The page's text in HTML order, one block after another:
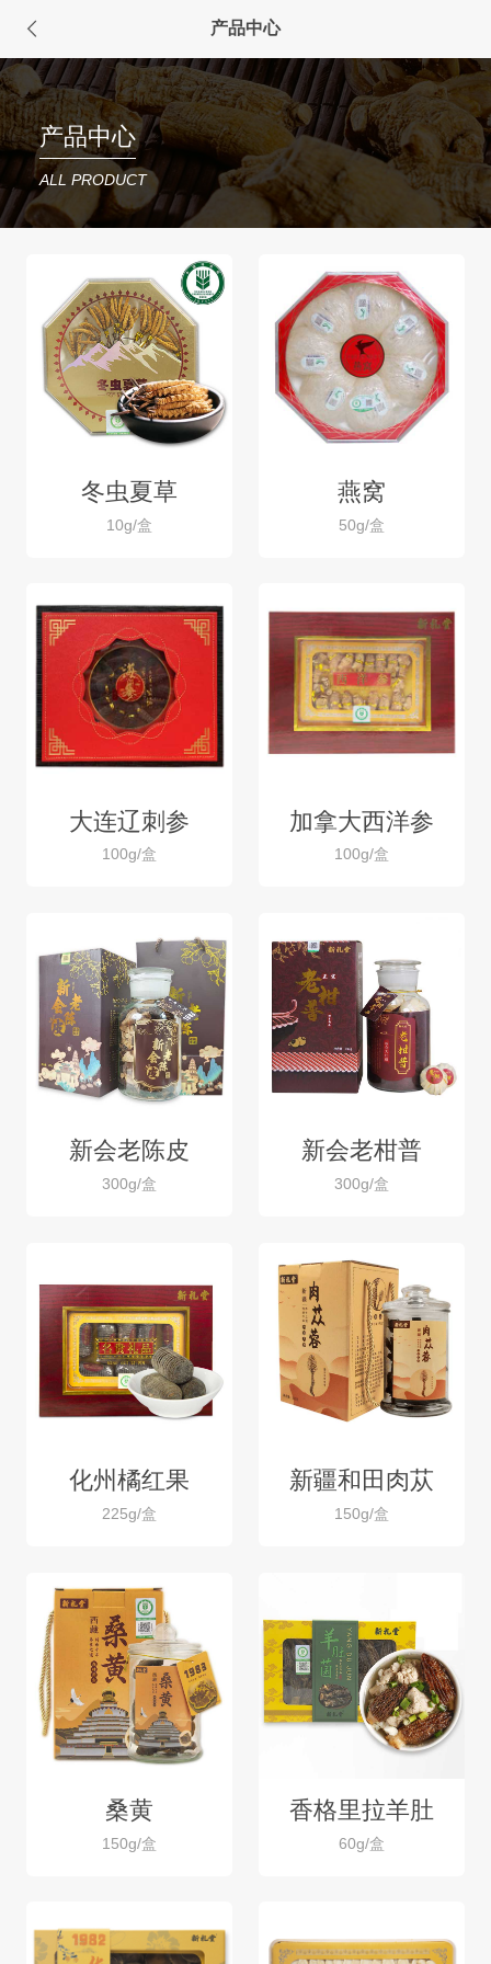
产品中心
产品中心
ALL PRODUCT
冬虫夏草
10g/盒
燕窝
50g/盒
大连辽刺参
100g/盒
加拿大西洋参
100g/盒
新会老陈皮
300g/盒
新会老柑普
300g/盒
化州橘红果
225g/盒
新疆和田肉苁
蓉
150g/盒
桑黄
150g/盒
香格里拉羊肚
菌
60g/盒